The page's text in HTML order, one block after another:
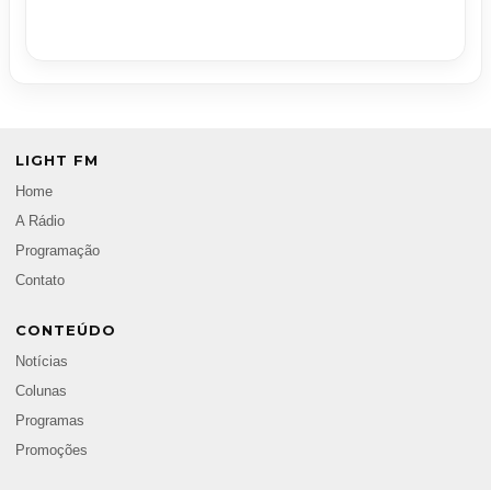
LIGHT FM
Home
A Rádio
Programação
Contato
CONTEÚDO
Notícias
Colunas
Programas
Promoções